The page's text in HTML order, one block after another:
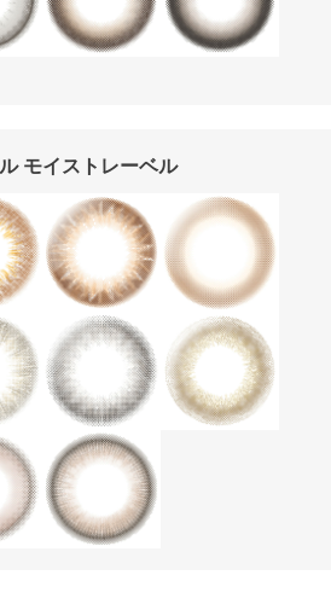
モイストレーベル